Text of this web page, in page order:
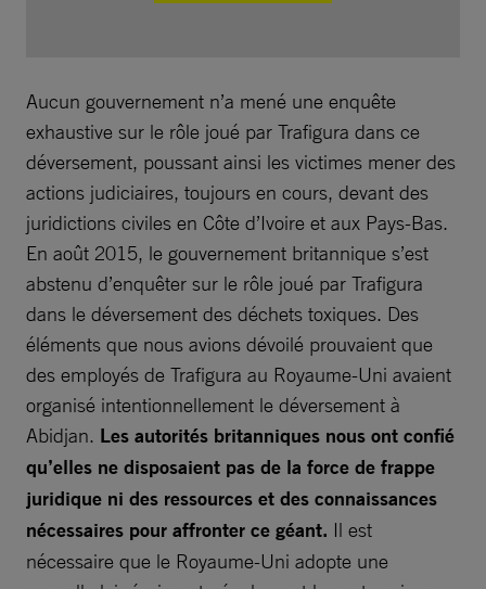
Aucun gouvernement n’a mené une enquête
exhaustive sur le rôle joué par Trafigura dans ce
déversement, poussant ainsi les victimes mener des
actions judiciaires, toujours en cours, devant des
juridictions civiles en Côte d’Ivoire et aux Pays-Bas.
En août 2015, le gouvernement britannique s’est
abstenu d’enquêter sur le rôle joué par Trafigura
dans le déversement des déchets toxiques. Des
éléments que nous avions dévoilé prouvaient que
des employés de Trafigura au Royaume-Uni avaient
organisé intentionnellement le déversement à
Abidjan. Les autorités britanniques nous ont confié
qu’elles ne disposaient pas de la force de frappe
juridique ni des ressources et des connaissances
nécessaires pour affronter ce géant. Il est
nécessaire que le Royaume-Uni adopte une